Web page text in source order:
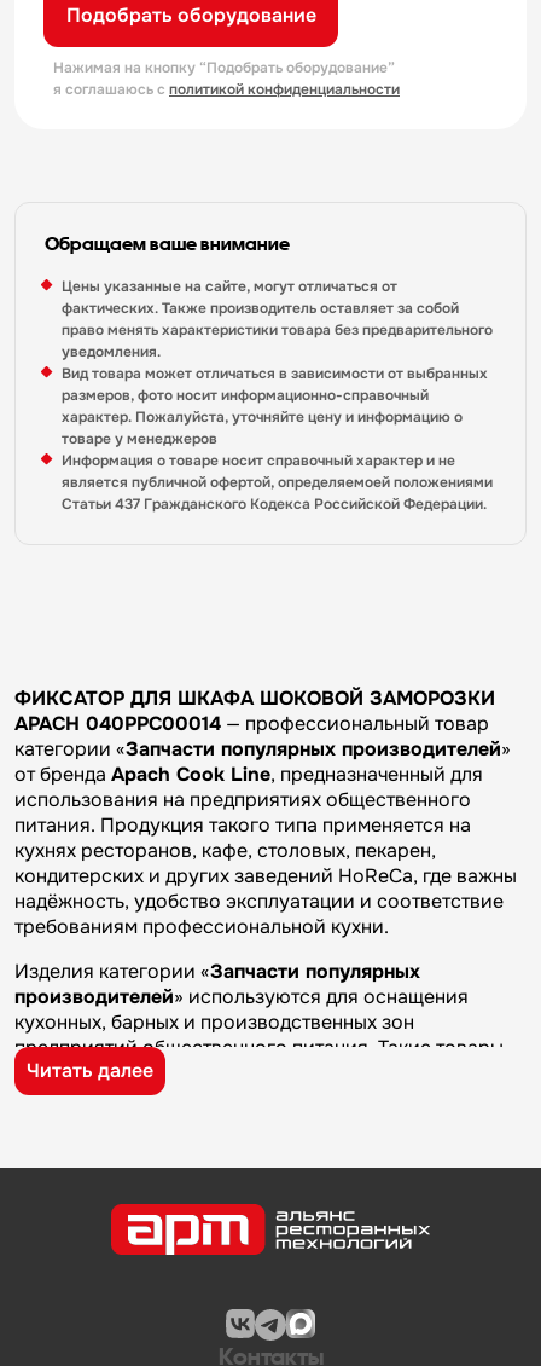
Подобрать оборудование
Нажимая на кнопку “Подобрать оборудование”
я соглашаюсь с политикой конфиденциальности
Обращаем ваше внимание
Цены указанные на сайте, могут отличаться от
фактических. Также производитель оставляет за собой
право менять характеристики товара без предварительного
уведомления.
Вид товара может отличаться в зависимости от выбранных
размеров, фото носит информационно-справочный
характер. Пожалуйста, уточняйте цену и информацию о
товаре у менеджеров
Информация о товаре носит справочный характер и не
является публичной офертой, определяемоей положениями
Статьи 437 Гражданского Кодекса Российской Федерации.
ФИКСАТОР ДЛЯ ШКАФА ШОКОВОЙ ЗАМОРОЗКИ
APACH 040PPC00014 — профессиональный товар
категории «Запчасти популярных производителей»
от бренда Apach Cook Line, предназначенный для
использования на предприятиях общественного
питания. Продукция такого типа применяется на
кухнях ресторанов, кафе, столовых, пекарен,
кондитерских и других заведений HoReCa, где важны
надёжность, удобство эксплуатации и соответствие
требованиям профессиональной кухни.
Изделия категории «Запчасти популярных
производителей» используются для оснащения
кухонных, барных и производственных зон
предприятий общественного питания. Такие товары
применяются на профессиональных кухнях
ресторанов и кафе, в столовых, пекарнях,
инвентарь для ежедневной работы.
Apach Cook Lineизвестен на рынке
профессионального оборудования и кухонного
производителя используется на предприятиях
общественного питания и подходит для эксплуатации
Читать далее
Контакты